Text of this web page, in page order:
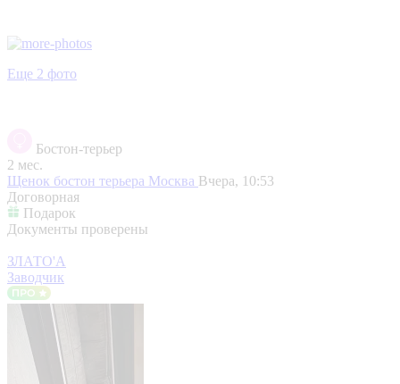
Еще 2 фото
Бостон-терьер
2 мес.
Щенок бостон терьера Москва Вчера, 10:53
Договорная
Подарок
Документы проверены
ЗЛАТО'А
Заводчик